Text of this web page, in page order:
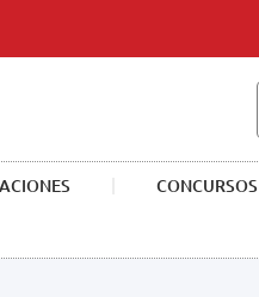
CONCURSOS